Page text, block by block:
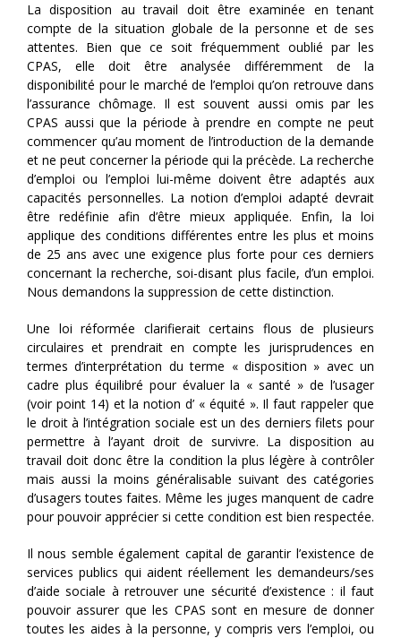
La disposition au travail doit être examinée en tenant
compte de la situation globale de la personne et de ses
attentes. Bien que ce soit fréquemment oublié par les
CPAS, elle doit être analysée différemment de la
disponibilité pour le marché de l’emploi qu’on retrouve dans
l’assurance chômage. Il est souvent aussi omis par les
CPAS aussi que la période à prendre en compte ne peut
commencer qu’au moment de l’introduction de la demande
et ne peut concerner la période qui la précède. La recherche
d’emploi ou l’emploi lui-même doivent être adaptés aux
capacités personnelles. La notion d’emploi adapté devrait
être redéfinie afin d’être mieux appliquée. Enfin, la loi
applique des conditions différentes entre les plus et moins
de 25 ans avec une exigence plus forte pour ces derniers
concernant la recherche, soi-disant plus facile, d’un emploi.
Nous demandons la suppression de cette distinction.
Une loi réformée clarifierait certains flous de plusieurs
circulaires et prendrait en compte les jurisprudences en
termes d’interprétation du terme « disposition » avec un
cadre plus équilibré pour évaluer la « santé » de l’usager
(voir point 14) et la notion d’ « équité ». Il faut rappeler que
le droit à l’intégration sociale est un des derniers filets pour
permettre à l’ayant droit de survivre. La disposition au
travail doit donc être la condition la plus légère à contrôler
mais aussi la moins généralisable suivant des catégories
d’usagers toutes faites. Même les juges manquent de cadre
pour pouvoir apprécier si cette condition est bien respectée.
Il nous semble également capital de garantir l’existence de
services publics qui aident réellement les demandeurs/ses
d’aide sociale à retrouver une sécurité d’existence : il faut
pouvoir assurer que les CPAS sont en mesure de donner
toutes les aides à la personne, y compris vers l’emploi, ou